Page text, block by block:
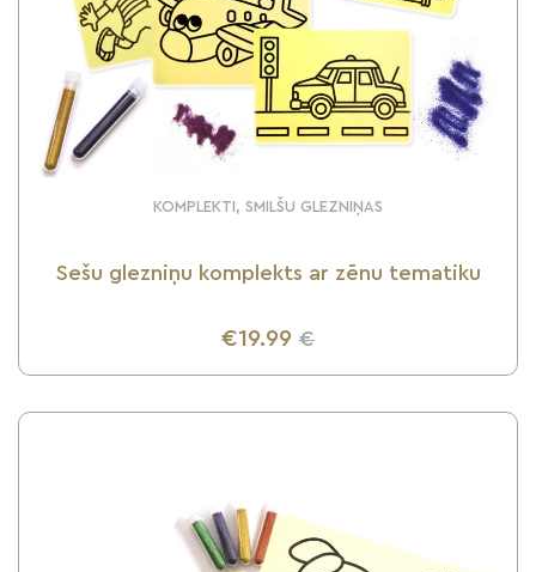
KOMPLEKTI, SMILŠU GLEZNIŅAS
Sešu glezniņu komplekts ar zēnu tematiku
€19.99 €
UZZINI VAIRĀK